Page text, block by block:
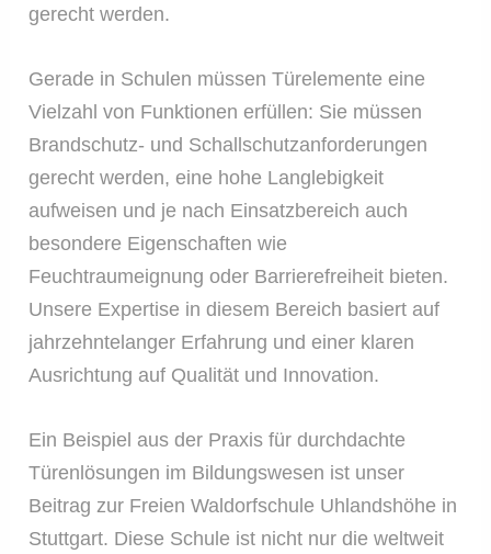
gerecht werden.
Gerade in Schulen müssen Türelemente eine
Vielzahl von Funktionen erfüllen: Sie müssen
Brandschutz- und Schallschutzanforderungen
gerecht werden, eine hohe Langlebigkeit
aufweisen und je nach Einsatzbereich auch
besondere Eigenschaften wie
Feuchtraumeignung oder Barrierefreiheit bieten.
Unsere Expertise in diesem Bereich basiert auf
jahrzehntelanger Erfahrung und einer klaren
Ausrichtung auf Qualität und Innovation.
Ein Beispiel aus der Praxis für durchdachte
Türenlösungen im Bildungswesen ist unser
Beitrag zur Freien Waldorfschule Uhlandshöhe in
Stuttgart. Diese Schule ist nicht nur die weltweit